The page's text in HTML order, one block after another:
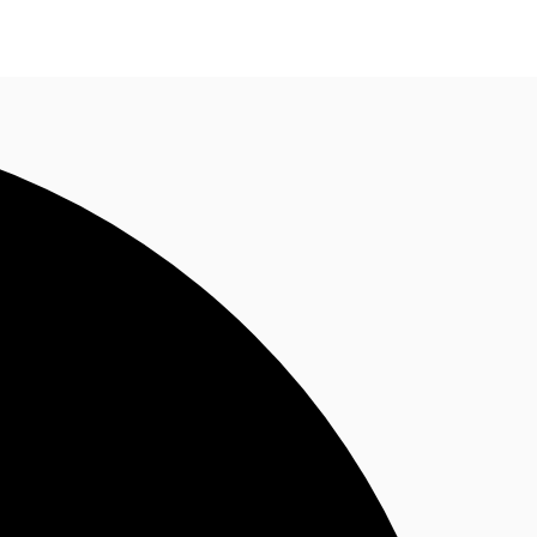
Nous contacter